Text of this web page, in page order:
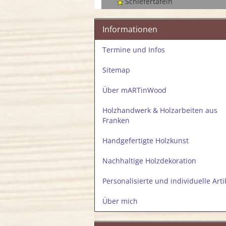
Informationen
Termine und Infos
Sitemap
Über mARTinWood
Holzhandwerk & Holzarbeiten aus
Franken
Handgefertigte Holzkunst
Nachhaltige Holzdekoration
Personalisierte und individuelle
Über mich